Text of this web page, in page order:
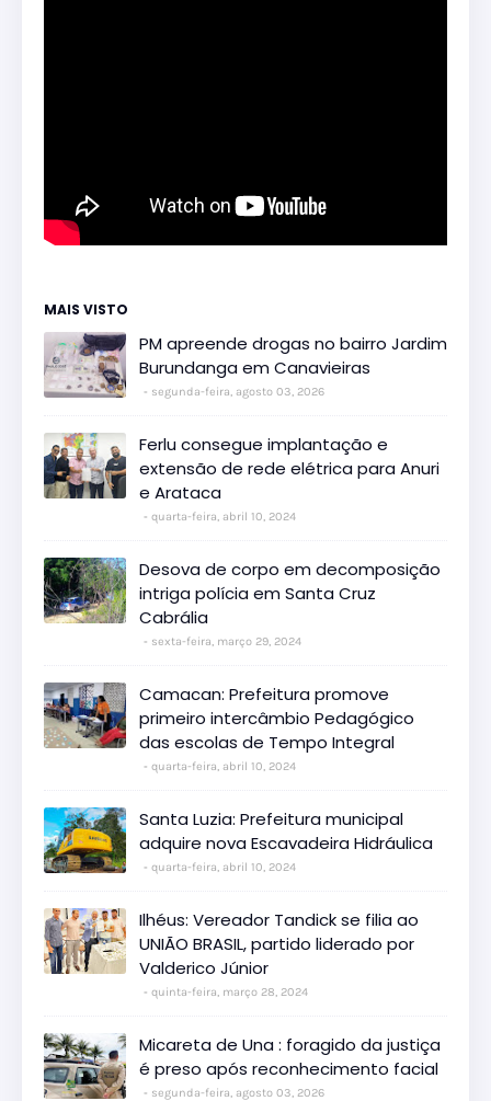
MAIS VISTO
PM apreende drogas no bairro Jardim
Burundanga em Canavieiras
segunda-feira, agosto 03, 2026
Ferlu consegue implantação e
extensão de rede elétrica para Anuri
e Arataca
quarta-feira, abril 10, 2024
Desova de corpo em decomposição
intriga polícia em Santa Cruz
Cabrália
sexta-feira, março 29, 2024
Camacan: Prefeitura promove
primeiro intercâmbio Pedagógico
das escolas de Tempo Integral
quarta-feira, abril 10, 2024
Santa Luzia: Prefeitura municipal
adquire nova Escavadeira Hidráulica
quarta-feira, abril 10, 2024
Ilhéus: Vereador Tandick se filia ao
UNIÃO BRASIL, partido liderado por
Valderico Júnior
quinta-feira, março 28, 2024
Micareta de Una : foragido da justiça
é preso após reconhecimento facial
segunda-feira, agosto 03, 2026